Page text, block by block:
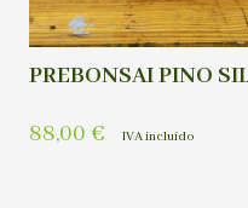
PREBONSAI PINO
88,00 € IVA incluído